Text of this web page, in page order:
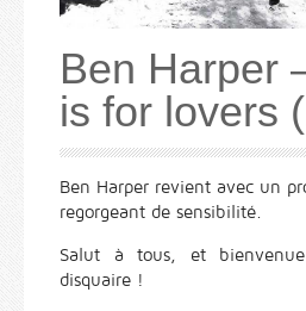
Ben Harper
is for lovers
Ben Harper revient avec un
regorgeant de sensibilité.
Salut à tous, et
disquaire !